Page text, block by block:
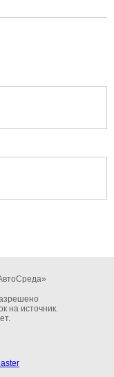
на источник.